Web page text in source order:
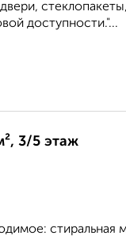
стеклопакеты,
доступности."...
3/5 этаж
стиральная